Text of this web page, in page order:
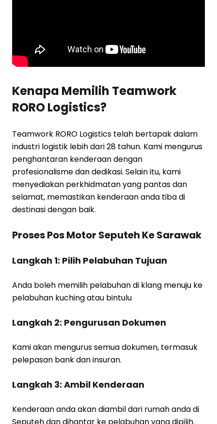
Kenapa Memilih Teamwork
RORO Logistics?
Teamwork RORO Logistics telah bertapak dalam
industri logistik lebih dari 28 tahun. Kami mengurus
penghantaran kenderaan dengan
profesionalisme dan dedikasi. Selain itu, kami
menyediakan perkhidmatan yang pantas dan
selamat, memastikan kenderaan anda tiba di
destinasi dengan baik.
Proses Pos Motor Seputeh Ke Sarawak
Langkah 1: Pilih Pelabuhan Tujuan
Anda boleh memilih pelabuhan di klang menuju ke
pelabuhan kuching atau bintulu
Langkah 2: Pengurusan Dokumen
Kami akan mengurus semua dokumen, termasuk
pelepasan bank dan insuran.
Langkah 3: Ambil Kenderaan
Kenderaan anda akan diambil dari rumah anda di